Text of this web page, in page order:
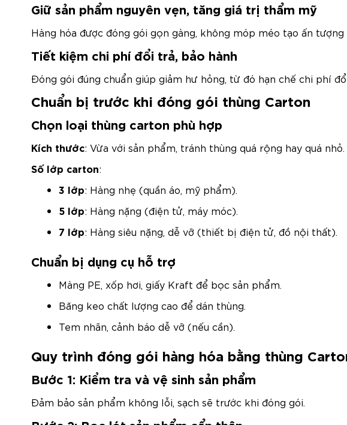
Giữ sản phẩm nguyên vẹn, tăng giá trị thẩm mỹ
Hàng hóa được đóng gói gọn gàng, không móp méo tạo ấn
Tiết kiệm chi phí đổi trả, bảo hành
Đóng gói đúng chuẩn giúp giảm hư hỏng, từ đó hạn chế chi phí
Chuẩn bị trước khi đóng gói thùng Carton
Chọn loại thùng carton phù hợp
Kích thước: Vừa với sản phẩm, tránh thùng quá rộng hay quá nhỏ.
Số lớp carton:
3 lớp: Hàng nhẹ (quần áo, mỹ phẩm).
5 lớp: Hàng nặng (điện tử, máy móc).
7 lớp: Hàng siêu nặng, dễ vỡ (thiết bị điện tử, đồ nội thất).
Chuẩn bị dụng cụ hỗ trợ
Màng PE, xốp hơi, giấy Kraft để bọc sản phẩm.
Băng keo chất lượng cao để dán thùng.
Tem nhãn, cảnh báo dễ vỡ (nếu cần).
Quy trình đóng gói hàng hóa bằng thùng
Bước 1: Kiểm tra và vệ sinh sản phẩm
Đảm bảo sản phẩm không lỗi, sạch sẽ trước khi đóng gói.